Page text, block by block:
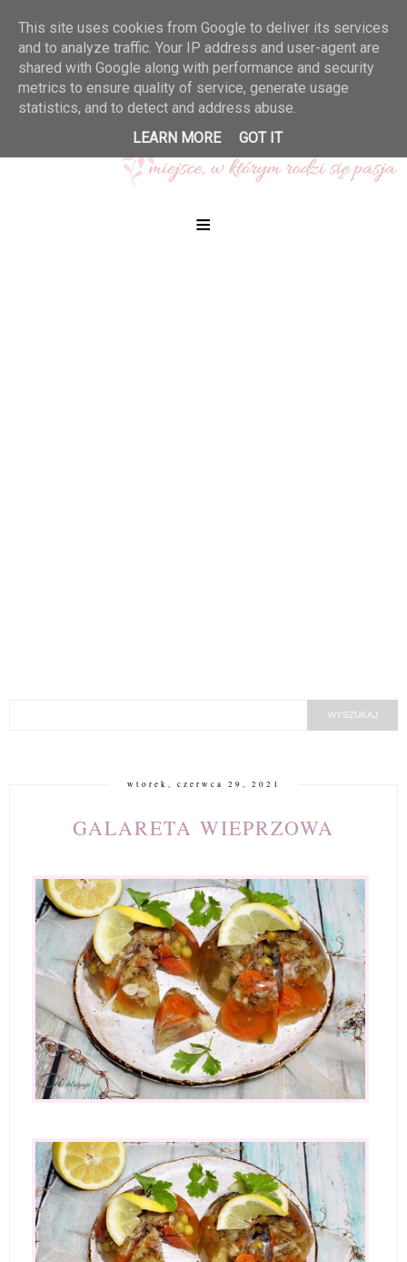
≡
wtorek, czerwca 29, 2021
GALARETA WIEPRZOWA
This site uses cookies from Google to deliver its services
and to analyze traffic. Your IP address and user-agent are
shared with Google along with performance and security
metrics to ensure quality of service, generate usage
statistics, and to detect and address abuse.
LEARN MORE
GOT IT